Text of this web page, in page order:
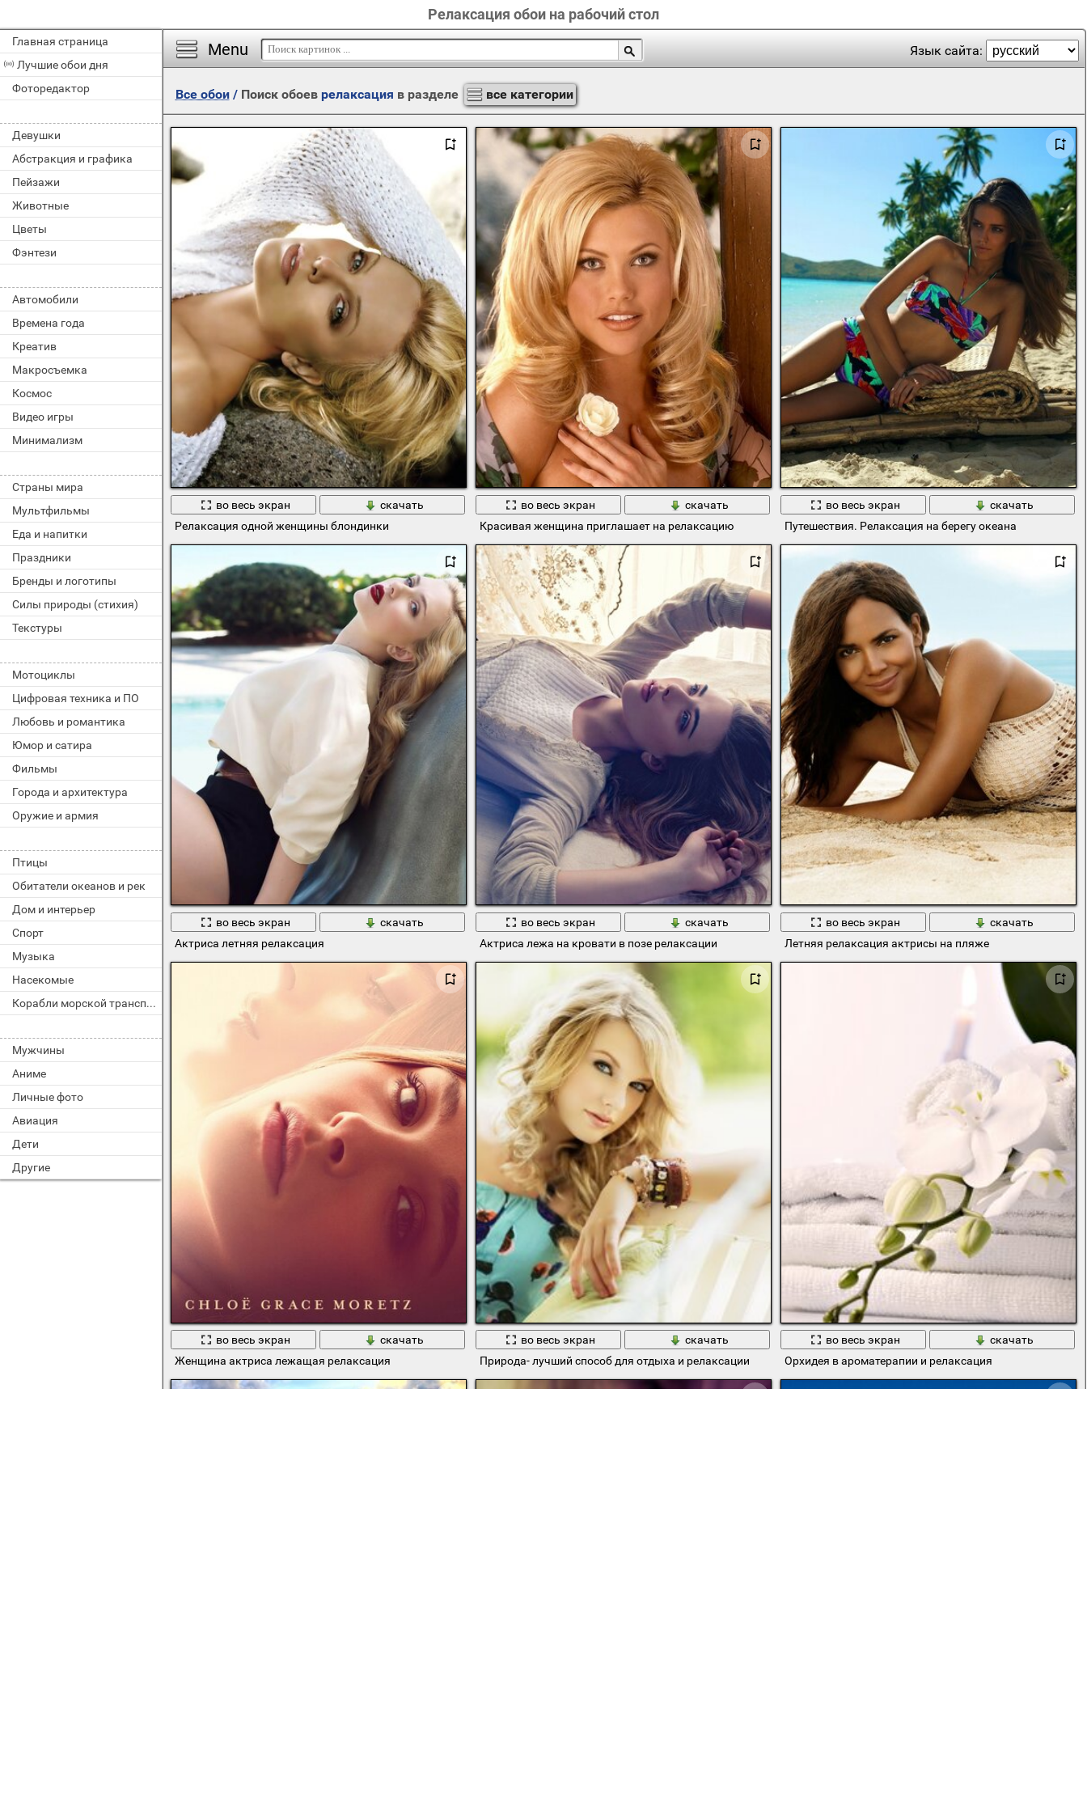
Релаксация обои на рабочий стол
Главная страница
Лучшие обои дня
Фоторедактор
Девушки
Абстракция и графика
Пейзажи
Животные
Цветы
Фэнтези
Автомобили
Времена года
Креатив
Макросъемка
Космос
Видео игры
Минимализм
Страны мира
Мультфильмы
Еда и напитки
Праздники
Бренды и логотипы
Силы природы (стихия)
Текстуры
Мотоциклы
Цифровая техника и ПО
Любовь и романтика
Юмор и сатира
Фильмы
Города и архитектура
Оружие и армия
Птицы
Обитатели океанов и рек
Дом и интерьер
Спорт
Музыка
Насекомые
Корабли морской транспорт
Мужчины
Аниме
Личные фото
Авиация
Дети
Другие
Menu Язык сайта:
Все обои/ Поиск обоев релаксация в разделе все категории
во весь экран
скачать
Релаксация одной женщины блондинки
во весь экран
скачать
Красивая женщина приглашает на релаксацию
во весь экран
скачать
Путешествия. Релаксация на берегу океана
во весь экран
скачать
Актриса летняя релаксация
во весь экран
скачать
Актриса лежа на кровати в позе релаксации
во весь экран
скачать
Летняя релаксация актрисы на пляже
во весь экран
скачать
Женщина актриса лежащая релаксация
во весь экран
скачать
Природа- лучший способ для отдыха и релаксации
во весь экран
скачать
Орхидея в ароматерапии и релаксация